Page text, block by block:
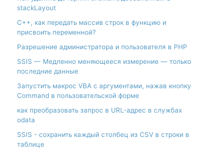
stackLayout
С++, как передать массив строк в функцию и
присвоить переменной?
Разрешение администратора и пользователя в PHP
SSIS — Медленно меняющееся измерение — только
последние данные
Запустить макрос VBA с аргументами, нажав кнопку
Command в пользовательской форме
как преобразовать запрос в URL-адрес в службах
odata
SSIS - сохранить каждый столбец из CSV в строки в
таблице